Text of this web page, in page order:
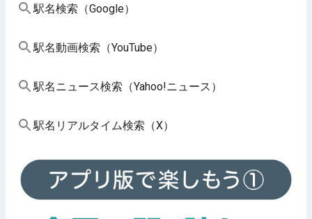
駅名検索（Google）
駅名動画検索（YouTube）
駅名ニュース検索（Yahoo!ニュース）
駅名リアルタイム検索（X）